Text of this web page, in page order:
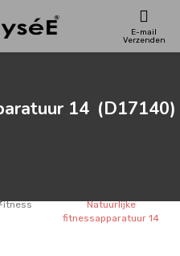
E-mail
Verzenden
14 (D17140)
Natuurlijke
fitnessapparatuur 14